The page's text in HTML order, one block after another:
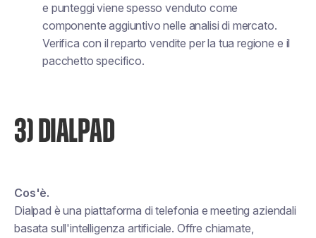
e punteggi viene spesso venduto come
componente aggiuntivo nelle analisi di mercato.
Verifica con il reparto vendite per la tua regione e il
pacchetto specifico.
3) DIALPAD
Cos'è.
Dialpad è una piattaforma di telefonia e meeting aziendali
basata sull'intelligenza artificiale. Offre chiamate,